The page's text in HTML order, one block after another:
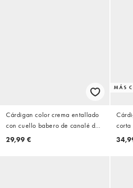
Cárdigan color crema entallado
con cuello babero de canalé de
Miss Selfridge
29,99 €
MÁS
corta
Miss